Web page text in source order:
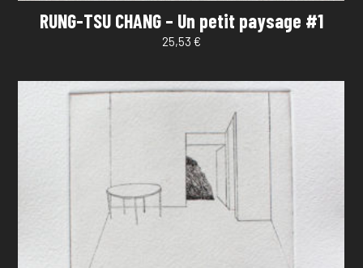
RUNG-TSU CHANG – Un petit paysage #1
25,53 €